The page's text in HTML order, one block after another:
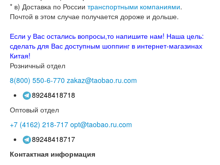
* в) Доставка по России транспортными компаниями.
Почтой в этом случае получается дороже и дольше.
Если у Вас остались вопросы,то напишите нам! Наша цель:
сделать для Вас доступным шоппинг в интернет-магазинах
Китая!
Розничный отдел
8(800) 550-6-770 zakaz@taobao.ru.com
89248418718
Оптовый отдел
+7 (4162) 218-717 opt@taobao.ru.com
89248418717
Контактная информация